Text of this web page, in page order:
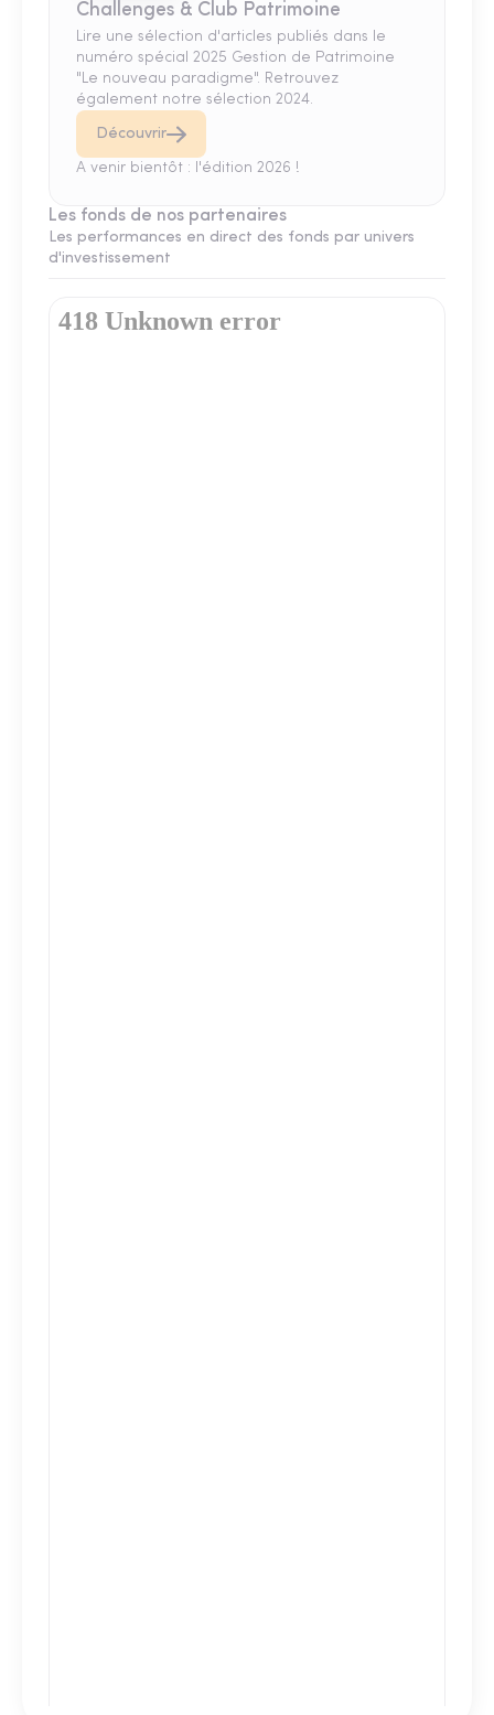
Challenges & Club Patrimoine
Lire une sélection d'articles publiés dans le
numéro spécial 2025 Gestion de Patrimoine
"Le nouveau paradigme". Retrouvez
également notre sélection 2024.
Découvrir
A venir bientôt : l'édition 2026 !
Les fonds de nos partenaires
Les performances en direct des fonds par univers
d'investissement